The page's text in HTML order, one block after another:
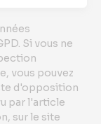
Si vous ne
vous pouvez
d'opposition
par l'article
sur le site